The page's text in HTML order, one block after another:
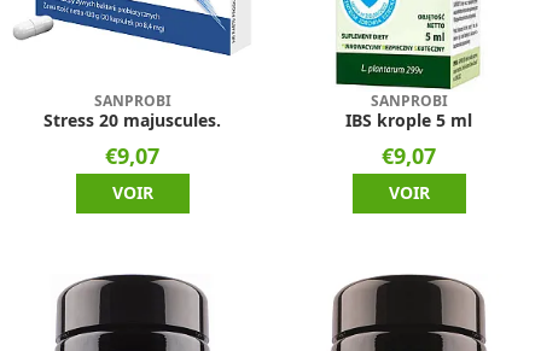
SANPROBI
Stress 20 majuscules.
€9,07
VOIR
SANPROBI
IBS krople 5 ml
€9,07
VOIR